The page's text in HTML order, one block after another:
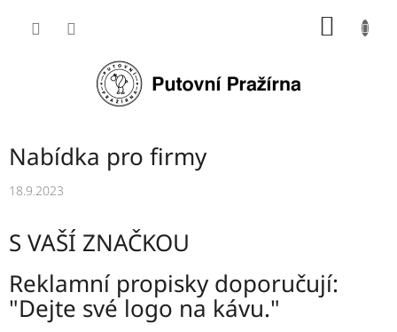
Nabídka pro firmy
18.9.2023
S VAŠÍ ZNAČKOU
Reklamní propisky doporučují:
"Dejte své logo na kávu."